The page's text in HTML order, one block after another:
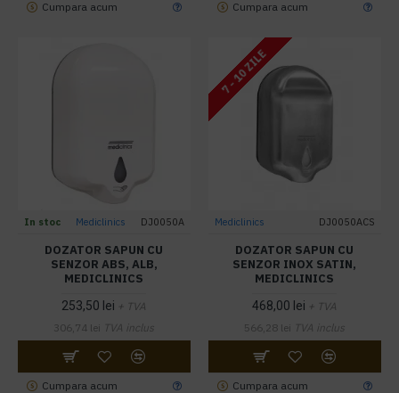
Cumpara acum Cumpara acum
In stoc Mediclinics DJ0050A
DOZATOR SAPUN CU
SENZOR ABS, ALB,
MEDICLINICS
253,50 lei + TVA
306,74 lei TVA inclus
Cumpara acum
7 - 10 ZILE
Mediclinics DJ0050ACS
DOZATOR SAPUN CU
SENZOR INOX SATIN,
MEDICLINICS
468,00 lei + TVA
566,28 lei TVA inclus
Cumpara acum